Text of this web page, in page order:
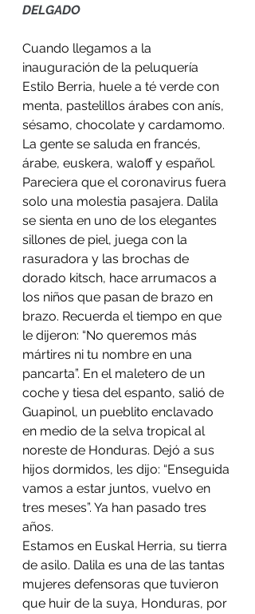
DELGADO
Cuando llegamos a la
inauguración de la peluquería
Estilo Berria, huele a té verde con
menta, pastelillos árabes con anís,
sésamo, chocolate y cardamomo.
La gente se saluda en francés,
árabe, euskera, waloff y español.
Pareciera que el coronavirus fuera
solo una molestia pasajera. Dalila
se sienta en uno de los elegantes
sillones de piel, juega con la
rasuradora y las brochas de
dorado kitsch, hace arrumacos a
los niños que pasan de brazo en
brazo. Recuerda el tiempo en que
le dijeron: “No queremos más
mártires ni tu nombre en una
pancarta”. En el maletero de un
coche y tiesa del espanto, salió de
Guapinol, un pueblito enclavado
en medio de la selva tropical al
noreste de Honduras. Dejó a sus
hijos dormidos, les dijo: “Enseguida
vamos a estar juntos, vuelvo en
tres meses”. Ya han pasado tres
años.
Estamos en Euskal Herria, su tierra
de asilo. Dalila es una de las tantas
mujeres defensoras que tuvieron
que huir de la suya, Honduras, por